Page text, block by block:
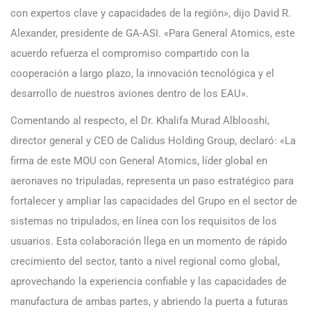
con expertos clave y capacidades de la región», dijo David R.
Alexander, presidente de GA-ASI. «Para General Atomics, este
acuerdo refuerza el compromiso compartido con la
cooperación a largo plazo, la innovación tecnológica y el
desarrollo de nuestros aviones dentro de los EAU».
Comentando al respecto, el Dr. Khalifa Murad Alblooshi,
director general y CEO de Calidus Holding Group, declaró: «La
firma de este MOU con General Atomics, líder global en
aeronaves no tripuladas, representa un paso estratégico para
fortalecer y ampliar las capacidades del Grupo en el sector de
sistemas no tripulados, en línea con los requisitos de los
usuarios. Esta colaboración llega en un momento de rápido
crecimiento del sector, tanto a nivel regional como global,
aprovechando la experiencia confiable y las capacidades de
manufactura de ambas partes, y abriendo la puerta a futuras